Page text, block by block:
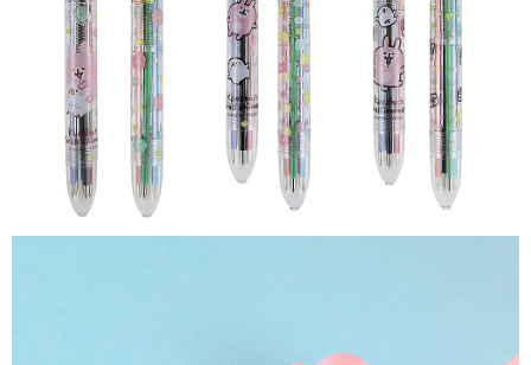
【注意事項】
１．透過由恩沛科技股份有限公司提供之「AFTEE先享後付」服務完成之交
易，需依本服務之必要範圍內提供個人資料，並將交易相關給付款項請求債
權轉讓予恩沛科技股份有限公司。
２．關於個人資料處理事宜，請瀏覽以下網址：
https://aftee.tw/terms/#terms3
３．未成年的使用者請事先徵得法定代理人或監護人之同意方可使用
「AFTEE先享後付」，若未經同意申辦者引起之損失，本公司不負相關責
４．使用「AFTEE先享後付」時，將依據個別帳號之用戶狀況，依本公司即
時審查核予不同之上限額度；若仍有額度不足之情形，本公司將視審查結果
每筆NT$120，滿NT$499(含以上)免運費
海外宅配 查看運費